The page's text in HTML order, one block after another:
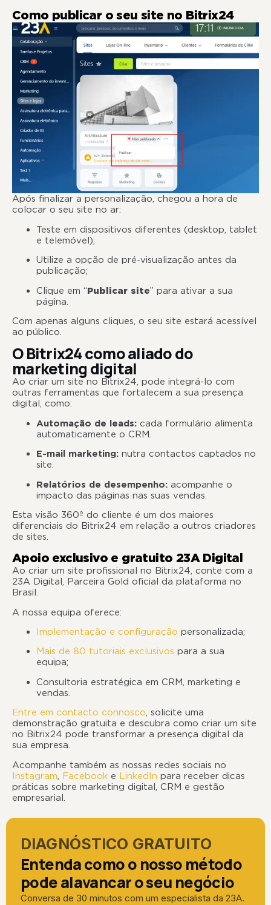
Como publicar o seu site no Bitrix24
Após finalizar a personalização, chegou a hora de
colocar o seu site no ar:
Teste em dispositivos diferentes (desktop, tablet
e telemóvel);
Utilize a opção de pré-visualização antes da
publicação;
Clique em “Publicar site” para ativar a sua
página.
Com apenas alguns cliques, o seu site estará acessível
ao público.
O Bitrix24 como aliado do
marketing digital
Ao criar um site no Bitrix24, pode integrá-lo com
outras ferramentas que fortalecem a sua presença
digital, como:
Automação de leads: cada formulário alimenta
automaticamente o CRM.
E-mail marketing: nutra contactos captados no
site.
Relatórios de desempenho: acompanhe o
impacto das páginas nas suas vendas.
Esta visão 360º do cliente é um dos maiores
diferenciais do Bitrix24 em relação a outros criadores
de sites.
Apoio exclusivo e gratuito 23A Digital
Ao criar um site profissional no Bitrix24, conte com a
23A Digital, Parceira Gold oficial da plataforma no
Brasil.
A nossa equipa oferece:
Implementação e configuração personalizada;
Mais de 80 tutoriais exclusivos para a sua
equipa;
Consultoria estratégica em CRM, marketing e
vendas.
Entre em contacto connosco, solicite uma
demonstração gratuita e descubra como criar um site
no Bitrix24 pode transformar a presença digital da
sua empresa.
Acompanhe também as nossas redes sociais no
Instagram, Facebook e LinkedIn para receber dicas
práticas sobre marketing digital, CRM e gestão
empresarial.
DIAGNÓSTICO GRATUITO
Entenda como o nosso método
pode alavancar o seu negócio
Conversa de 30 minutos com um especialista da 23A.